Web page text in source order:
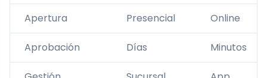
Apertura Presencial Online
Aprobación Días Minutos